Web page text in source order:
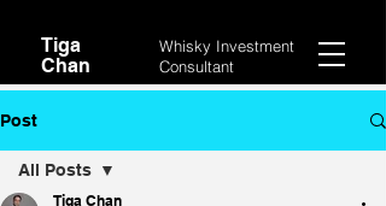
Tiga
Chan
Whisky Investment
Consultant
Post
All Posts
Tiga Chan